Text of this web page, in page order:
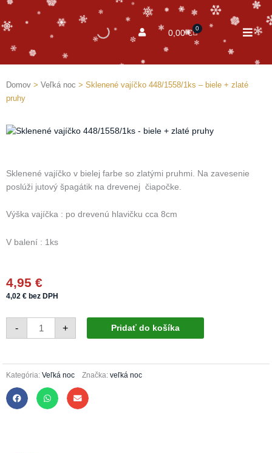
0,00€ 0
Cart
Domov > Veľká noc > Sklenené vajíčko 448/1558/1ks – biele + zlaté
pruhy
Sklenené vajíčko v bielej farbe so zlatými pruhmi. Na zavesenie
poslúži jutový špagátik na drevenej čiapočke.
Výška vajíčka : po drevenú hlavičku cca 8cm
V balení : 1ks
4,95 €
4,02 € bez DPH
-
množstvo
Sklenené
vajíčko
zlaté
+ Pridať do košíka
Kategória: Veľká noc Značka: veľká noc